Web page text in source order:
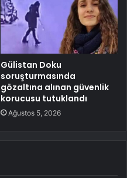
Gülistan Doku
soruşturmasında
gözaltına alınan güvenlik
korucusu tutuklandı
Ağustos 5, 2026